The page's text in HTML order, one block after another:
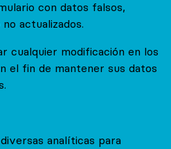
con datos falsos,
actualizados.
cualquier modificación en los
el fin de mantener sus datos
analíticas para